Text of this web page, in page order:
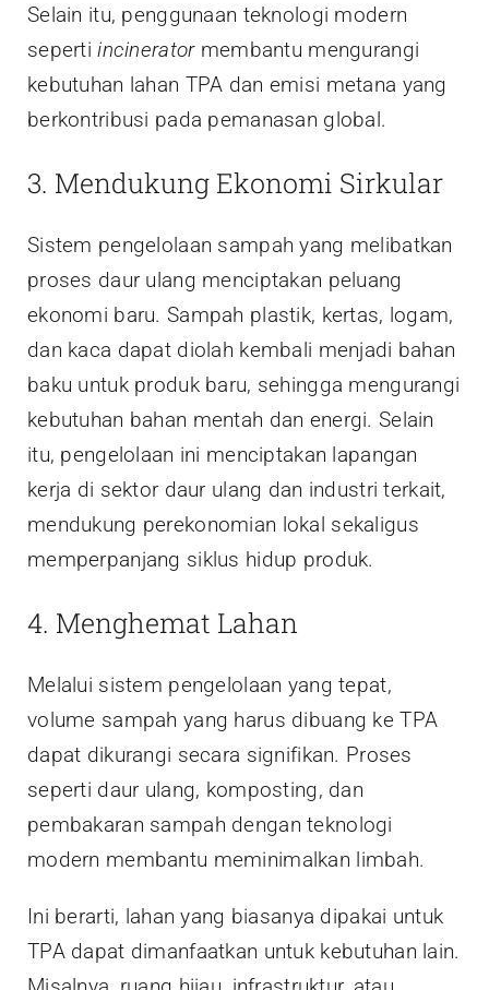
Selain itu, penggunaan teknologi modern
sepertiincineratormembantu mengurangi
kebutuhan lahan TPA dan emisi metana yang
berkontribusi pada pemanasan global.
3. Mendukung Ekonomi Sirkular
Sistem pengelolaan sampah yang melibatkan
proses daur ulang menciptakan peluang
ekonomi baru. Sampah plastik, kertas, logam,
dan kaca dapat diolah kembali menjadi bahan
baku untuk produk baru, sehingga mengurangi
kebutuhan bahan mentah dan energi. Selain
itu, pengelolaan ini menciptakan lapangan
kerja di sektor daur ulang dan industri terkait,
mendukung perekonomian lokal sekaligus
memperpanjang siklus hidup produk.
4. Menghemat Lahan
Melalui sistem pengelolaan yang tepat,
volume sampah yang harus dibuang ke TPA
dapat dikurangi secara signifikan. Proses
seperti daur ulang, komposting, dan
pembakaran sampah dengan teknologi
modern membantu meminimalkan limbah.
Ini berarti, lahan yang biasanya dipakai untuk
TPA dapat dimanfaatkan untuk kebutuhan lain.